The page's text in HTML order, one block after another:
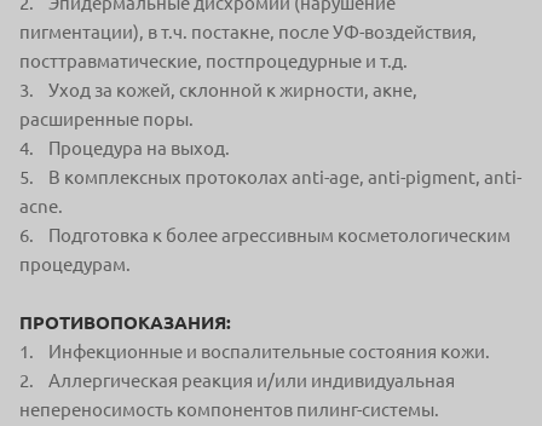
пигментации), в т.ч. постакне, после УФ-воздействия,
посттравматические, постпроцедурные и т.д.
3. Уход за кожей, склонной к жирности, акне,
расширенные поры.
4. Процедура на выход.
5. В комплексных протоколах anti-age, anti-pigment, anti-
acne.
6. Подготовка к более агрессивным косметологическим
процедурам.
ПРОТИВОПОКАЗАНИЯ:
1. Инфекционные и воспалительные состояния кожи.
2. Аллергическая реакция и/или индивидуальная
непереносимость компонентов пилинг-системы.